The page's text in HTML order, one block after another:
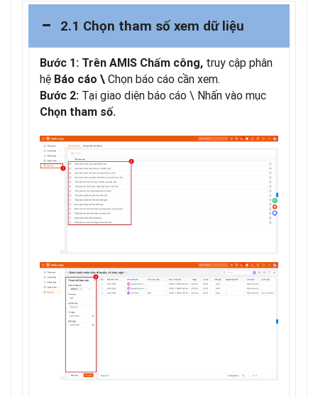
2.1 Chọn tham số xem dữ liệu
Bước 1: Trên AMIS Chấm công, truy cập phân
hệ Báo cáo \ Chọn báo cáo cần xem.
Bước 2: Tại giao diện báo cáo \ Nhấn vào mục
Chọn tham số.